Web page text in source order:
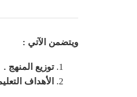
ويتضمن الآتي :
توزيع المنهج .
الأهداف